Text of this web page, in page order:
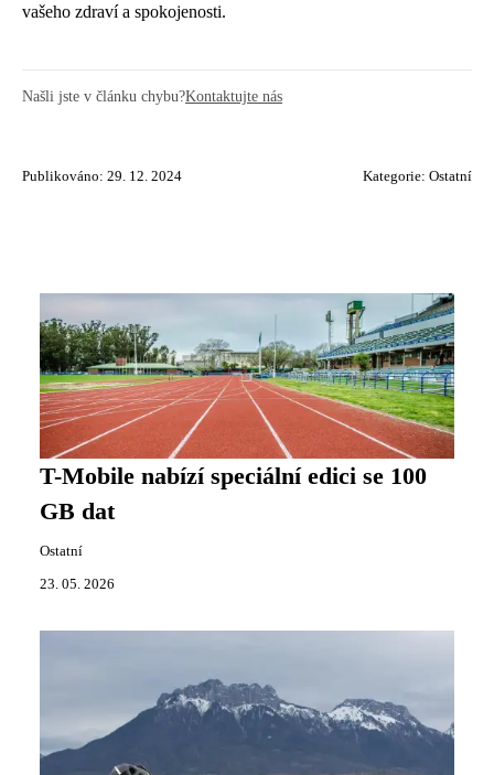
vašeho zdraví a spokojenosti.
Našli jste v článku chybu?Kontaktujte nás
Publikováno: 29. 12. 2024 Kategorie: Ostatní
T-Mobile nabízí speciální edici se 100
GB dat
Ostatní
23. 05. 2026